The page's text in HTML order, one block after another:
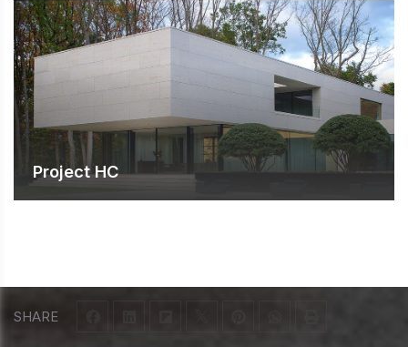
SHARE
Project HC